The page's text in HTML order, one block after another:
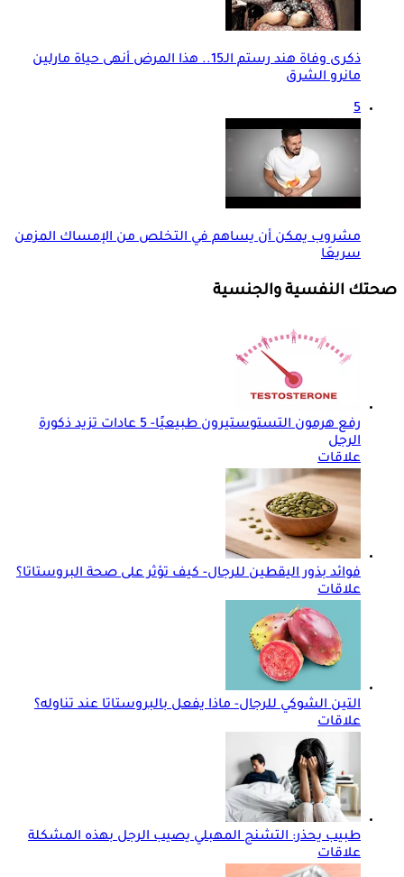
ذكرى وفاة هند رستم الـ15.. هذا المرض أنهى حياة مارلين
مانرو الشرق
5
مشروب يمكن أن يساهم في التخلص من الإمساك المزمن
سريعَا
صحتك النفسية والجنسية
رفع هرمون التستوستيرون طبيعيًا- 5 عادات تزيد ذكورة
الرجل
علاقات
فوائد بذور اليقطين للرجال- كيف تؤثر على صحة البروستاتا؟
علاقات
التين الشوكي للرجال- ماذا يفعل بالبروستاتا عند تناوله؟
علاقات
طبيب يحذر: التشنج المهبلي يصيب الرجل بهذه المشكلة
علاقات